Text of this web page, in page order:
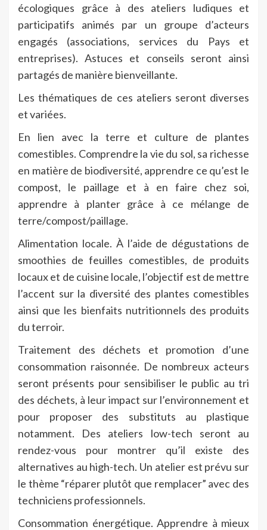
écologiques grâce à des ateliers ludiques et
participatifs animés par un groupe d’acteurs
engagés (associations, services du Pays et
entreprises). Astuces et conseils seront ainsi
partagés de manière bienveillante.
Les thématiques de ces ateliers seront diverses
et variées.
En lien avec la terre et culture de plantes
comestibles. Comprendre la vie du sol, sa richesse
en matière de biodiversité, apprendre ce qu’est le
compost, le paillage et à en faire chez soi,
apprendre à planter grâce à ce mélange de
terre/compost/paillage.
Alimentation locale. À l’aide de dégustations de
smoothies de feuilles comestibles, de produits
locaux et de cuisine locale, l’objectif est de mettre
l’accent sur la diversité des plantes comestibles
ainsi que les bienfaits nutritionnels des produits
du terroir.
Traitement des déchets et promotion d’une
consommation raisonnée. De nombreux acteurs
seront présents pour sensibiliser le public au tri
des déchets, à leur impact sur l’environnement et
pour proposer des substituts au plastique
notamment. Des ateliers low-tech seront au
rendez-vous pour montrer qu’il existe des
alternatives au high-tech. Un atelier est prévu sur
le thème “réparer plutôt que remplacer” avec des
techniciens professionnels.
Consommation énergétique. Apprendre à mieux